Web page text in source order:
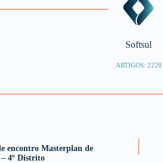
Softsul
ARTIGOS: 2228
encontro Masterplan de
4º Distrito